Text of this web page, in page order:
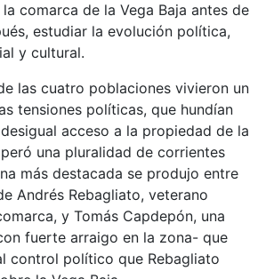
comarca de la Vega Baja antes de
estudiar la evolución política,
y cultural.
las cuatro poblaciones vivieron un
tensiones políticas, que hundían
acceso a la propiedad de la
una pluralidad de corrientes
más destacada se produjo entre
Andrés Rebagliato, veterano
y Tomás Capdepón, una
fuerte arraigo en la zona- que
control político que Rebagliato